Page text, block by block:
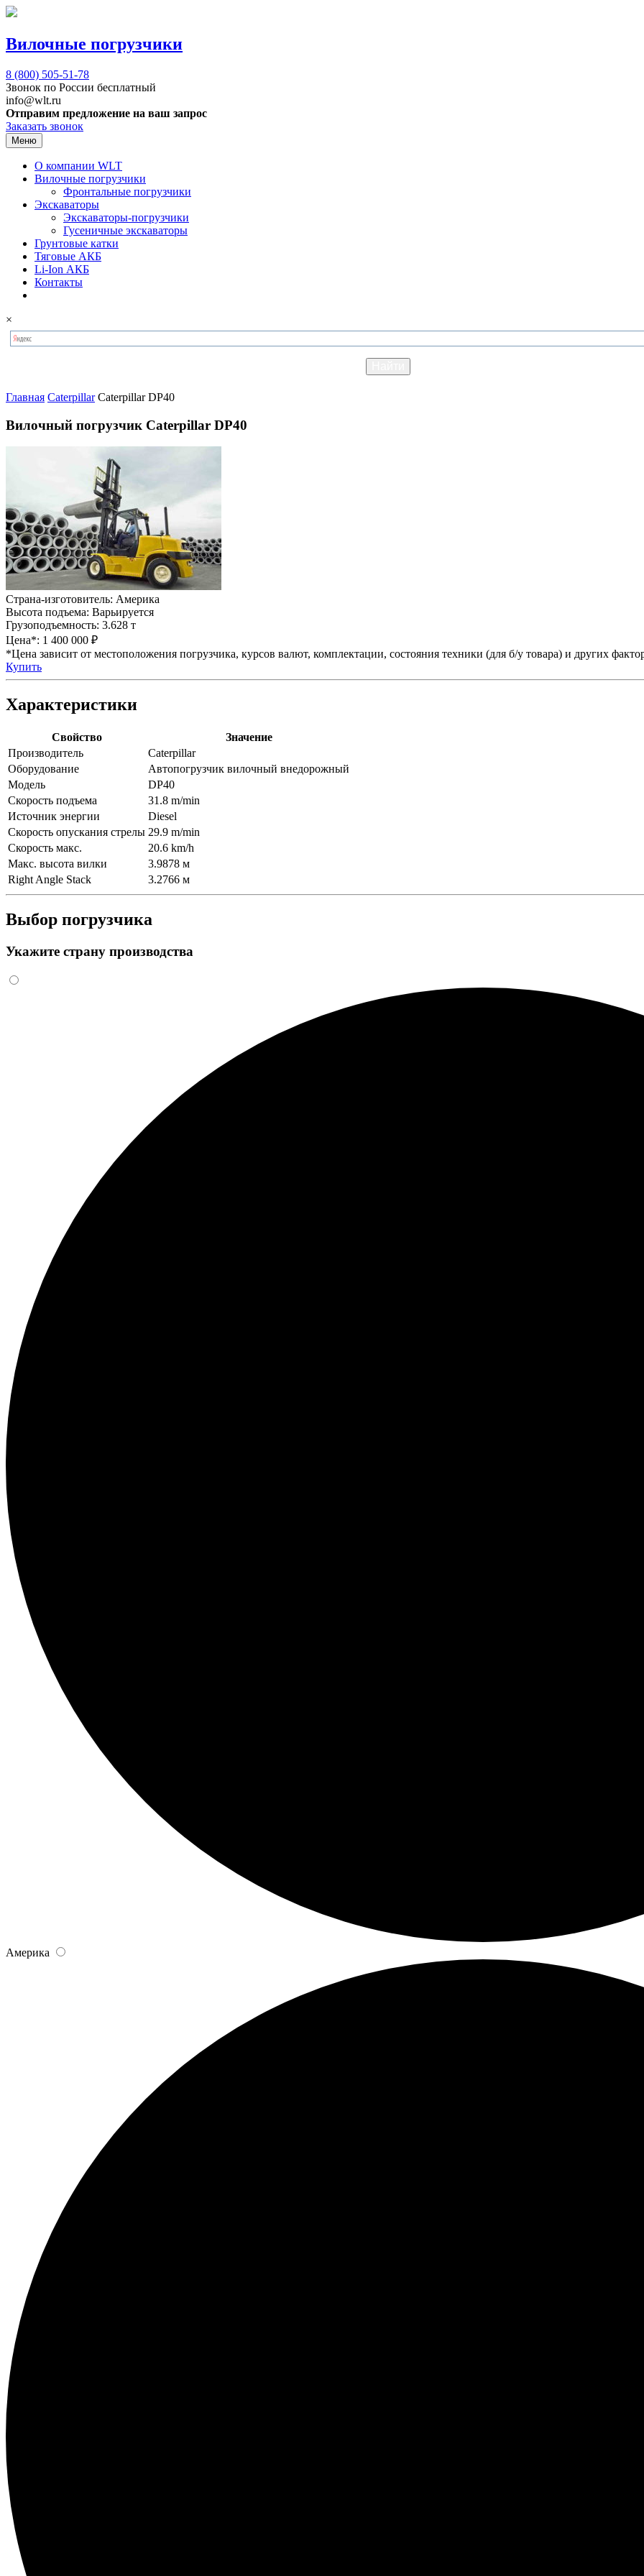
Вилочные погрузчики
8 (800) 505-51-78
Звонок по России бесплатный
info@wlt.ru
Отправим предложение на ваш запрос
Заказать звонок
Меню
О компании WLT
Вилочные погрузчики
Фронтальные погрузчики
Экскаваторы
Экскаваторы-погрузчики
Гусеничные экскаваторы
Грунтовые катки
Тяговые АКБ
Li-Ion АКБ
Контакты
×
Главная Caterpillar Caterpillar DP40
Вилочный погрузчик Caterpillar DP40
Страна-изготовитель: Америка
Высота подъема: Варьируется
Грузоподъемность: 3.628 т
Цена*: 1 400 000 ₽
*Цена зависит от местоположения погрузчика, курсов валют, комплектации, состояния техники (для б/у товара) и других
Купить
Характеристики
Свойство
Значение
Производитель
Caterpillar
Оборудование
Автопогрузчик вилочный внедорожный
Модель
DP40
Скорость подъема
31.8 m/min
Источник энергии
Diesel
Скорость опускания стрелы 29.9 m/min
Скорость макс.
20.6 km/h
Макс. высота вилки
3.9878 м
Right Angle Stack
3.2766 м
Выбор погрузчика
Укажите страну производства
Америка